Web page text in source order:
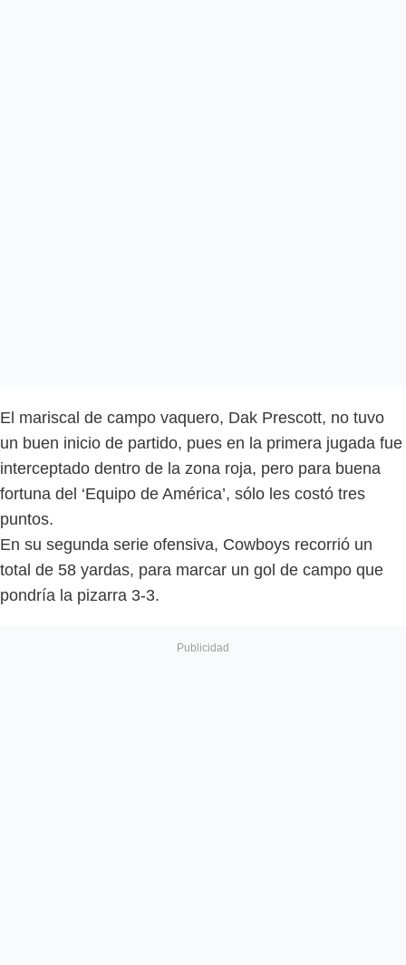
El mariscal de campo vaquero, Dak Prescott, no tuvo
un buen inicio de partido, pues en la primera jugada fue
interceptado dentro de la zona roja, pero para buena
fortuna del ‘Equipo de América’, sólo les costó tres
puntos.
En su segunda serie ofensiva, Cowboys recorrió un
total de 58 yardas, para marcar un gol de campo que
pondría la pizarra 3-3.